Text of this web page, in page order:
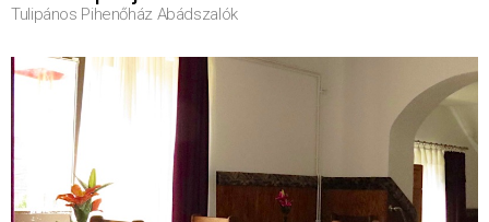
Tulipános Pihenőház Abádszalók